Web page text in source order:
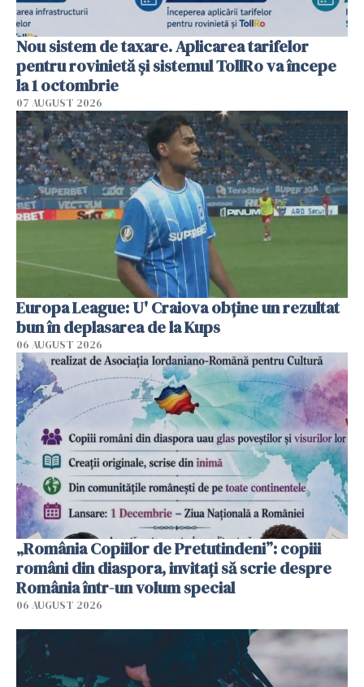
Nou sistem de taxare. Aplicarea tarifelor
pentru rovinietă şi sistemul TollRo va începe
la 1 octombrie
07 AUGUST 2026
Europa League: U' Craiova obține un rezultat
bun în deplasarea de la Kups
06 AUGUST 2026
„România Copiilor de Pretutindeni”: copiii
români din diaspora, invitați să scrie despre
România într-un volum special
06 AUGUST 2026